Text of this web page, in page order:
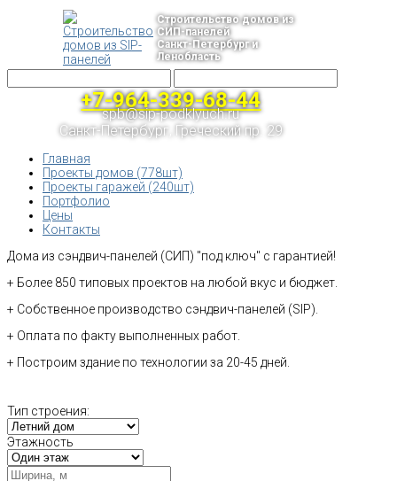
Строительство домов из
СИП-панелей
Санкт-Петербург и
Ленобласть
+7-964-339-68-44
spb@sip-podklyuch.ru
Санкт-Петербург, Греческий пр. 29
Главная
Проекты домов (778шт)
Проекты гаражей (240шт)
Портфолио
Цены
Контакты
Дома из сэндвич-панелей (СИП) "под ключ" с гарантией!
+ Более 850 типовых проектов на любой вкус и бюджет.
+ Собственное производство сэндвич-панелей (SIP).
+ Оплата по факту выполненных работ.
+ Построим здание по технологии за 20-45 дней.
Тип строения:
Этажность